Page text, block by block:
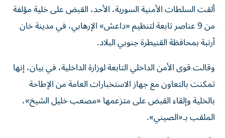
ألقت السلطات الأمنية السورية، الأحد، القبض على خلية مؤلفة
من 9 عناصر تابعة لتنظيم «داعش» الإرهابي، في مدينة خان
أرنبة بمحافظة القنيطرة جنوبي البلاد.
وقالت قوى الأمن الداخلي التابعة لوزارة الداخلية، في بيان، إنها
تمكنت بالتعاون مع جهاز الاستخبارات العامة من الإطاحة
بالخلية وإلقاء القبض على متزعمها «مصعب خليل الشيخ»،
الملقب بـ«الصيني».